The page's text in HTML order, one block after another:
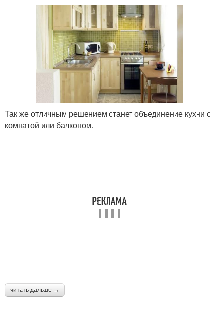
Так же отличным решением станет объединение кухни с
комнатой или балконом.
читать дальше →